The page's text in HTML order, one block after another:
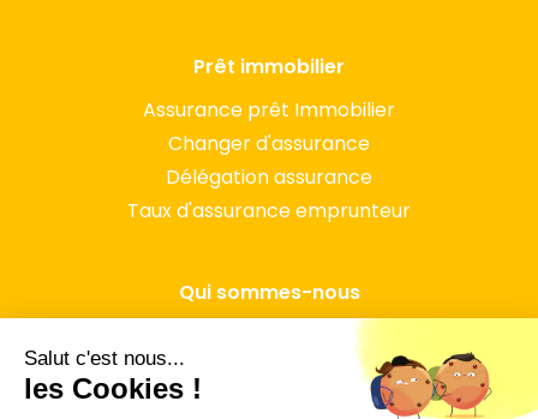
Prêt immobilier
Assurance prêt Immobilier
Changer d'assurance
Délégation assurance
Taux d'assurance emprunteur
Qui sommes-nous
Conditions générales
Salut c'est nous...
les Cookies !